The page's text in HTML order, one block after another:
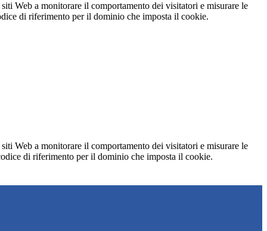
Web a monitorare il comportamento dei visitatori e misurare le
di riferimento per il dominio che imposta il cookie.
Web a monitorare il comportamento dei visitatori e misurare le
di riferimento per il dominio che imposta il cookie.